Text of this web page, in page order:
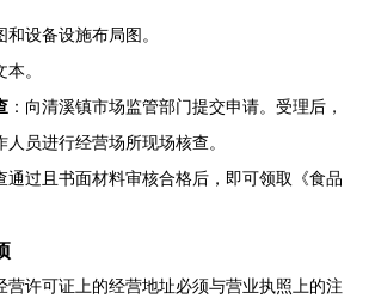
设备设施布局图。
。
：向清溪镇市场监管部门提交申请。受理后，
员进行经营场所现场核查。
通过且书面材料审核合格后，即可领取《食品
营许可证上的经营地址必须与营业执照上的注